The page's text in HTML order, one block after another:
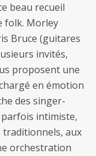
beau recueil
folk. Morley
Bruce (guitares
invités,
proposent une
en émotion
des singer-
parfois intimiste,
aux
orchestration